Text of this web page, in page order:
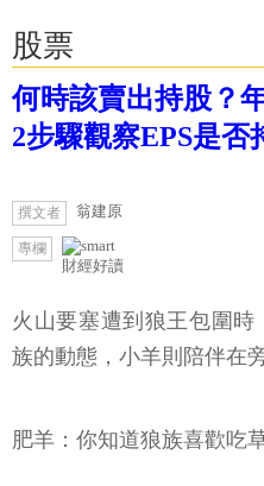
股票
何時該賣出持股？
2步驟觀察EPS是否
撰文者 翁建原
專欄
財經好讀
火山要塞遭到狼王包圍
族的動態，小羊則陪伴在旁
肥羊：你知道狼族喜歡吃